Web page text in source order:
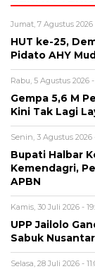
Jumat, 7 Agustus 2026
HUT ke-25,
Pidato AHY
Rabu, 5 Agustus 2026
Gempa 5,6 M
Kini Tak Lagi
Senin, 3 Agustus 2026
Bupati Halbar
Kemendagri,
APBN
Kamis, 30 Juli 2026 -
UPP Jailolo
Sabuk
Selasa, 28 Juli 2026 -